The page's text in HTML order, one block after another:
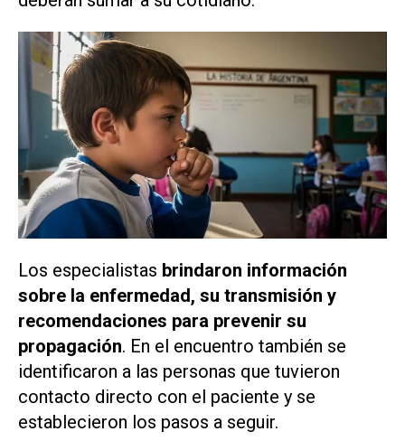
Los especialistas brindaron información
sobre la enfermedad, su transmisión y
recomendaciones para prevenir su
propagación. En el encuentro también se
identificaron a las personas que tuvieron
contacto directo con el paciente y se
establecieron los pasos a seguir.